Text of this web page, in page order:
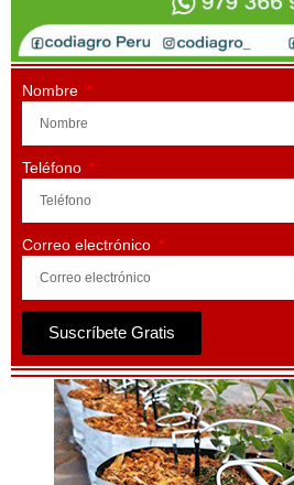
Nombre
Teléfono
Correo electrónico
Suscríbete Gratis